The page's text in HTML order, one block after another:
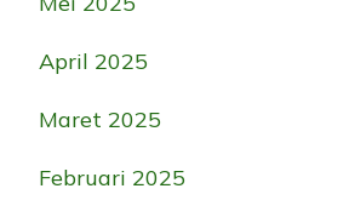
April 2025
Maret 2025
Februari 2025